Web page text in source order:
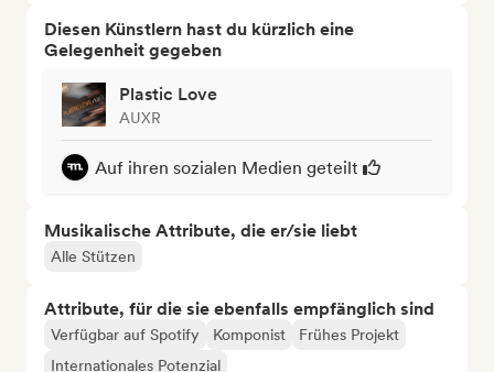
Diesen Künstlern hast du kürzlich eine
Gelegenheit gegeben
Plastic Love
AUXR
Auf ihren sozialen Medien geteilt
Musikalische Attribute, die er/sie liebt
Alle Stützen
Attribute, für die sie ebenfalls empfänglich sind
Verfügbar auf Spotify Komponist
Frühes Projekt
Internationales Potenzial